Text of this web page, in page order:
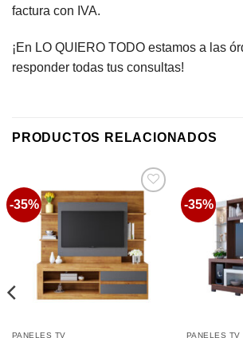
factura con IVA.
¡En LO QUIERO TODO estamos a las
responder todas tus consultas!
PRODUCTOS RELACIONADOS
-35% Favoritos
PANELES TV
-35%
PANELES TV